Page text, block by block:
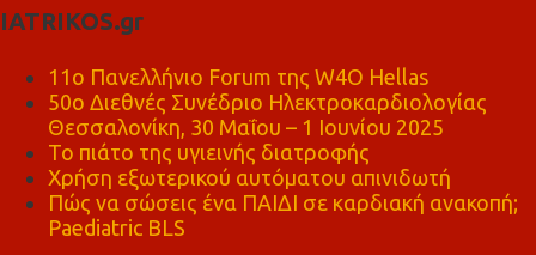
IATRIKOS.gr
11ο Πανελλήνιο Forum της W4O Hellas
50ο Διεθνές Συνέδριο Ηλεκτροκαρδιολογίας
Θεσσαλονίκη, 30 Μαΐου – 1 Ιουνίου 2025
Το πιάτο της υγιεινής διατροφής
Χρήση εξωτερικού αυτόματου απινιδωτή
Πώς να σώσεις ένα ΠΑΙΔΙ σε καρδιακή ανακοπή;
Paediatric BLS